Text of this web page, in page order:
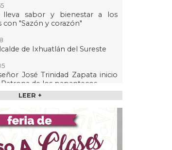
lleva sabor y bienestar a los
con "Sazón y corazón"
de Ixhuatlán del Sureste
José Trinidad Zapata inicio
Patrona de los papantecos
de Veracruz cerca de 100
Marquesa hubo retiro de árboles
LEER +